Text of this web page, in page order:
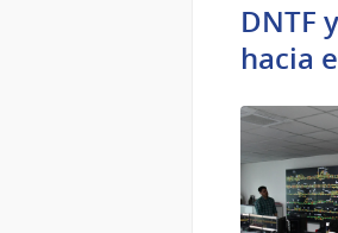
DNTF
hacia